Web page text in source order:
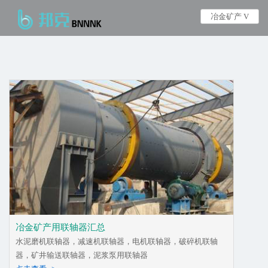
冶金矿产用联轴器汇总
水泥磨机联轴器，减速机联轴器，电机联轴器，破碎机联轴
器，矿井输送联轴器，泥浆泵用联轴器
冶金矿产 V